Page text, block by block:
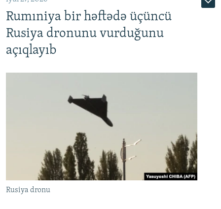
Rumıniya bir həftədə üçüncü
Rusiya dronunu vurduğunu
açıqlayıb
Rusiya dronu